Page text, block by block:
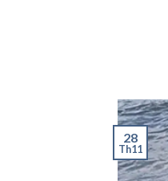
28
Th11